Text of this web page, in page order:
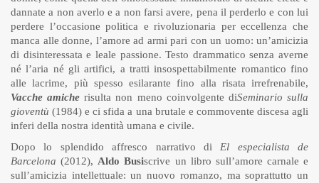
dannate a non averlo e a non farsi avere, pena il perderlo e con lui
perdere l’occasione politica e rivoluzionaria per eccellenza che
manca alle donne, l’amore ad armi pari con un uomo: un’amicizia
di disinteressata e leale passione. Testo drammatico senza averne
né l’aria né gli artifici, a tratti insospettabilmente romantico fino
alle lacrime, più spesso esilarante fino alla risata irrefrenabile,
Vacche amiche risulta non meno coinvolgente diSeminario sulla
gioventù (1984) e ci sfida a una brutale e commovente discesa agli
inferi della nostra identità umana e civile.
Dopo lo splendido affresco narrativo di El especialista de
Barcelona (2012), Aldo Busiscrive un libro sull’amore carnale e
sull’amicizia intellettuale: un nuovo romanzo, ma soprattutto un